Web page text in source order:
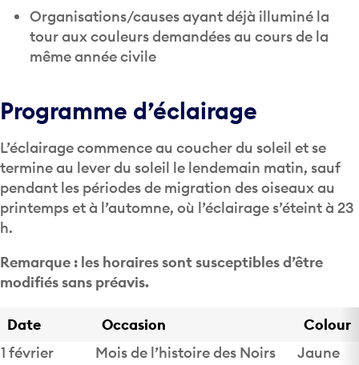
Organisations/causes ayant déjà illuminé la
tour aux couleurs demandées au cours de la
même année civile
Programme d’éclairage
L’éclairage commence au coucher du soleil et se
termine au lever du soleil le lendemain matin, sauf
pendant les périodes de migration des oiseaux au
printemps et à l’automne, où l’éclairage s’éteint à 23
h.
Remarque : les horaires sont susceptibles d’être
modifiés sans préavis.
Date Occasion
Colour
1 février
Mois de l’histoire des Noirs
Jaune